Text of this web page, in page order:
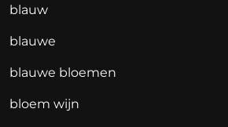
blauw
blauwe
blauwe bloemen
bloem wijn